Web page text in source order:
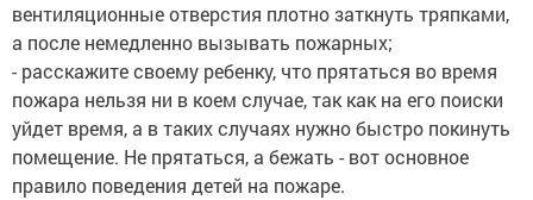
вентиляционные отверстия плотно заткнуть тряпками,
а после немедленно вызывать пожарных;
- расскажите своему ребенку, что прятаться во время
пожара нельзя ни в коем случае, так как на его поиски
уйдет время, а в таких случаях нужно быстро покинуть
помещение. Не прятаться, а бежать - вот основное
правило поведения детей на пожаре.